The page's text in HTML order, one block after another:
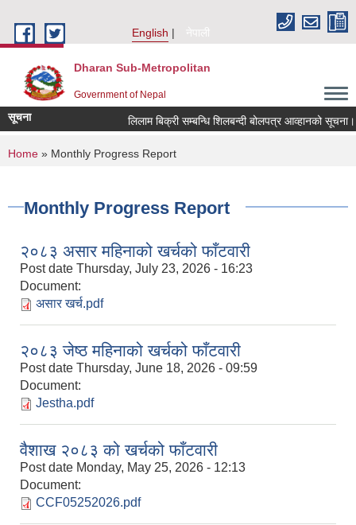
English
नेपाली
Dharan Sub-Metropolitan
Government of Nepal
सूचना लिलाम बिक्री सम्बन्धि शिलबन्दी बोलपत्र आव्हानको सूचना।
You are here
Home » Monthly Progress Report
Monthly Progress Report
२०८३ असार महिनाको खर्चको फाँटवारी
Post date Thursday, July 23, 2026 - 16:23
Document:
असार खर्च.pdf
२०८३ जेष्ठ महिनाको खर्चको फाँटवारी
Post date Thursday, June 18, 2026 - 09:59
Document:
Jestha.pdf
वैशाख २०८३ को खर्चको फाँटवारी
Post date Monday, May 25, 2026 - 12:13
Document:
CCF05252026.pdf